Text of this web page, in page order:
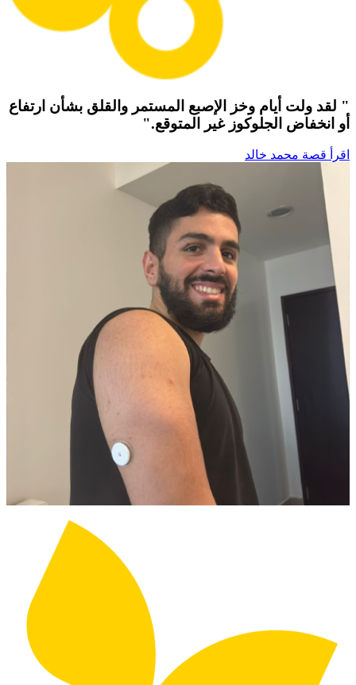
" لقد ولت أيام وخز الإصبع المستمر والقلق بشأن ارتفاع
أو انخفاض الجلوكوز غير المتوقع."
اقرأ قصة محمد خالد